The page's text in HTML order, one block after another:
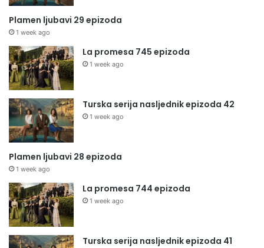
Plamen ljubavi 29 epizoda
1 week ago
La promesa 745 epizoda
1 week ago
Turska serija nasljednik epizoda 42
1 week ago
Plamen ljubavi 28 epizoda
1 week ago
La promesa 744 epizoda
1 week ago
Turska serija nasljednik epizoda 41